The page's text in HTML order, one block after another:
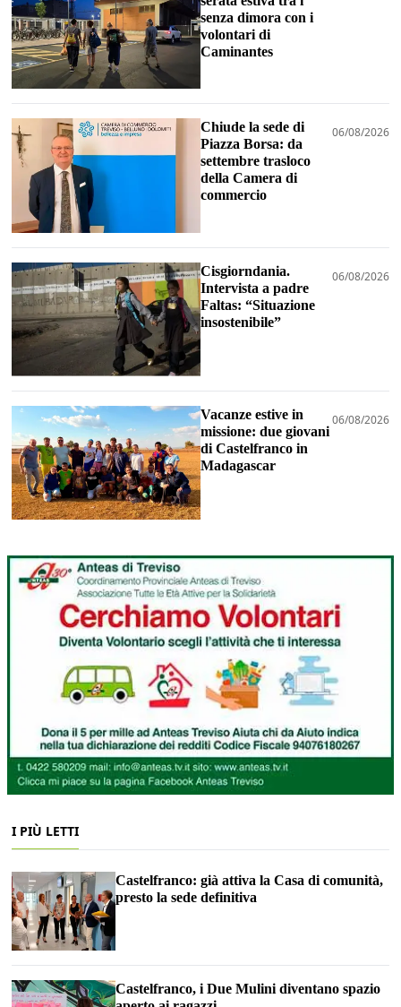
senza dimora con i
volontari di
Caminantes
Chiude la sede di
Piazza Borsa: da
settembre trasloco
della Camera di
commercio
06/08/2026
Cisgiorndania.
Intervista a padre
Faltas: “Situazione
insostenibile”
06/08/2026
Vacanze estive in
missione: due giovani
di Castelfranco in
Madagascar
06/08/2026
I PIÙ LETTI
Castelfranco: già attiva la Casa di comunità,
presto la sede definitiva
Castelfranco, i Due Mulini diventano spazio